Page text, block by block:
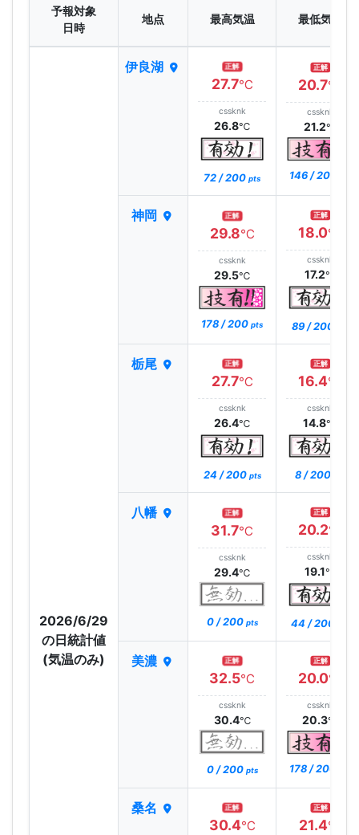
予報対象
日時
地点 最高気温 最低気温
2026/6/29
の日統計値
(気温のみ)
伊良湖 正解
27.7℃
cssknk
26.8℃
72 / 200 pts
正解
20.7℃
cssknk
21.2℃
146 / 200
神岡 正解
29.8℃
cssknk
29.5℃
178 / 200 pts
正解
18.0℃
cssknk
17.2℃
89 / 200
栃尾 正解
27.7℃
cssknk
26.4℃
24 / 200 pts
正解
16.4℃
cssknk
14.8℃
8 / 200
八幡 正解
31.7℃
cssknk
29.4℃
0 / 200 pts
正解
20.2℃
cssknk
19.1℃
44 / 200
美濃 正解
32.5℃
cssknk
30.4℃
0 / 200 pts
正解
20.0℃
cssknk
20.3℃
178 / 200
桑名 正解
30.4℃
正解
21.4℃